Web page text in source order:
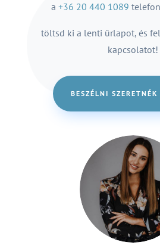
a +36 20 440 1089
töltsd ki a lenti űrlapot, és
kapcsolatot!
BESZÉLNI SZERETNÉK